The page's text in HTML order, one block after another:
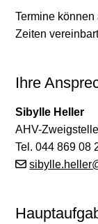
Termine
Zeiten
Ihre
Sibylle Heller
AHV-Zweigstelle
Tel. 044 869 08